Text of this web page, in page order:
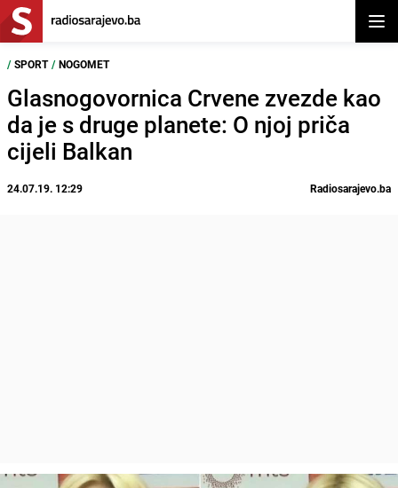
/ SPORT / NOGOMET
Glasnogovornica Crvene zvezde kao
da je s druge planete: O njoj priča
cijeli Balkan
24.07.19. 12:29 Radiosarajevo.ba